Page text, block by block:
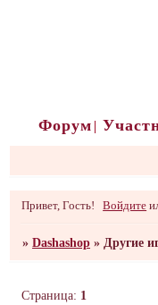
Форум
Привет, Гость! Войдите
»Dashashop » Другие
Страница: 1